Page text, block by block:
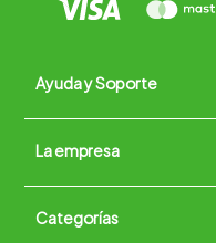
Ayuda y Soporte
Contacto vía WhatsApp
Términos y condiciones
La empresa
Quiénes somos
Trabaja con nosotros
Categorías